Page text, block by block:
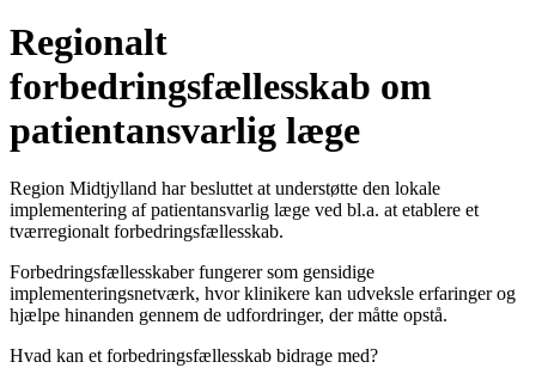
Regionalt
forbedringsfællesskab om
patientansvarlig læge
Region Midtjylland har besluttet at understøtte den lokale
implementering af patientansvarlig læge ved bl.a. at etablere et
tværregionalt forbedringsfællesskab.
Forbedringsfællesskaber fungerer som gensidige
implementeringsnetværk, hvor klinikere kan udveksle erfaringer og
hjælpe hinanden gennem de udfordringer, der måtte opstå.
Hvad kan et forbedringsfællesskab bidrage med?